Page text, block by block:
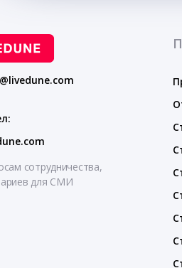
сотрудничества,
для СМИ